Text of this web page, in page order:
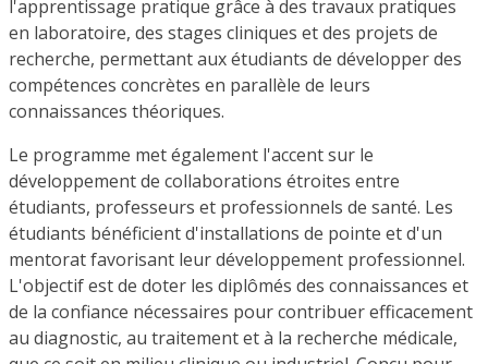
l'apprentissage pratique grâce à des travaux pratiques
en laboratoire, des stages cliniques et des projets de
recherche, permettant aux étudiants de développer des
compétences concrètes en parallèle de leurs
connaissances théoriques.
Le programme met également l'accent sur le
développement de collaborations étroites entre
étudiants, professeurs et professionnels de santé. Les
étudiants bénéficient d'installations de pointe et d'un
mentorat favorisant leur développement professionnel.
L'objectif est de doter les diplômés des connaissances et
de la confiance nécessaires pour contribuer efficacement
au diagnostic, au traitement et à la recherche médicale,